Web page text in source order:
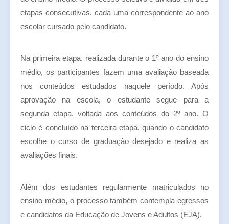
etapas consecutivas, cada uma correspondente ao ano
escolar cursado pelo candidato.
Na primeira etapa, realizada durante o 1º ano do ensino
médio, os participantes fazem uma avaliação baseada
nos conteúdos estudados naquele período. Após
aprovação na escola, o estudante segue para a
segunda etapa, voltada aos conteúdos do 2º ano. O
ciclo é concluído na terceira etapa, quando o candidato
escolhe o curso de graduação desejado e realiza as
avaliações finais.
Além dos estudantes regularmente matriculados no
ensino médio, o processo também contempla egressos
e candidatos da Educação de Jovens e Adultos (EJA).